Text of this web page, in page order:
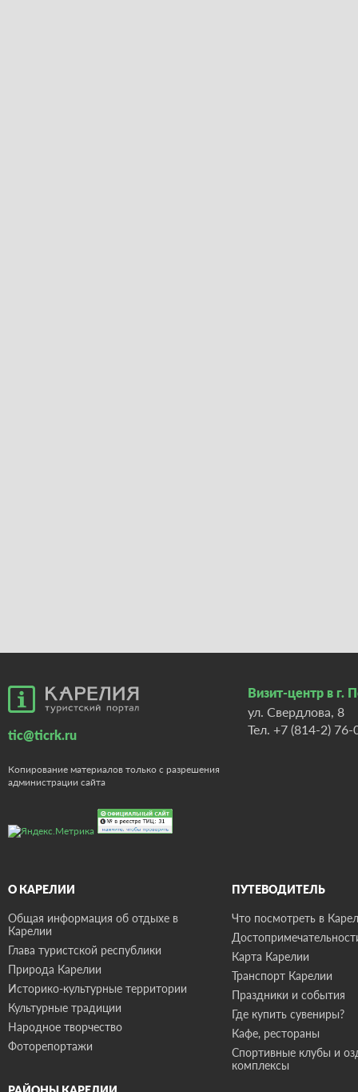
tic@ticrk.ru
Копирование материалов только с разрешения
администрации сайта
Визит-центр в г.
ул. Свердлова, 8
Тел. +7 (814-2) 76-
О КАРЕЛИИ
Общая информация об отдыхе в
Карелии
Глава туристской республики
Природа Карелии
Историко-культурные территории
Культурные традиции
Народное творчество
Фоторепортажи
ПУТЕВОДИТЕЛЬ
Что посмотреть в
Карта Карелии
Транспорт Карелии
Праздники и события
Где купить сувениры?
Кафе, рестораны
Спортивные клубы и
комплексы